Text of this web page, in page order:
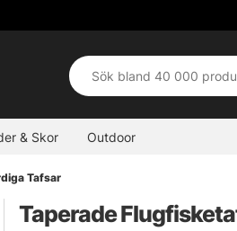
& Skor Outdoor
Tafsar
Taperade